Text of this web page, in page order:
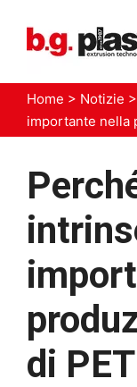
contenuto
Home > Notizie >
importante nella
di PET